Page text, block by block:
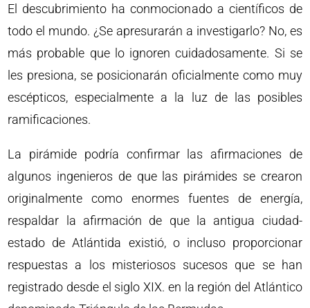
El descubrimiento ha conmocionado a científicos de
todo el mundo. ¿Se apresurarán a investigarlo? No, es
más probable que lo ignoren cuidadosamente. Si se
les presiona, se posicionarán oficialmente como muy
escépticos, especialmente a la luz de las posibles
ramificaciones.
La pirámide podría confirmar las afirmaciones de
algunos ingenieros de que las pirámides se crearon
originalmente como enormes fuentes de energía,
respaldar la afirmación de que la antigua ciudad-
estado de Atlántida existió, o incluso proporcionar
respuestas a los misteriosos sucesos que se han
registrado desde el siglo XIX. en la región del Atlántico